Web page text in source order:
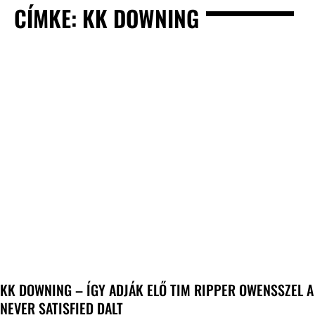
CÍMKE: KK DOWNING
KK DOWNING – ÍGY ADJÁK ELŐ TIM RIPPER OWENSSZEL A
NEVER SATISFIED DALT